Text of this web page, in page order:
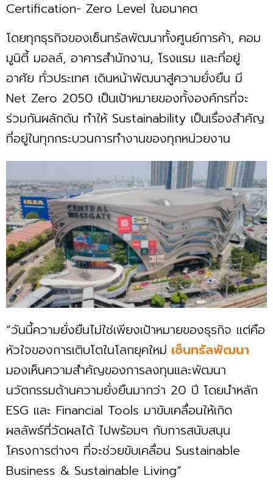
Certification- Zero Level ในอนาคต
โดยทุกธุรกิจของเซ็นทรัลพัฒนาทั้งศูนย์การค้า, คอม
มูนิตี้ มอลล์, อาคารสำนักงาน, โรงแรม และที่อยู่
อาศัย ทั่วประเทศ เดินหน้าพัฒนาสู่ความยั่งยืน มี
Net Zero 2050 เป็นเป้าหมายของทั้งองค์กรที่จะ
ร่วมกันผลักดัน ทำให้ Sustainability เป็นเรื่องสำคัญ
ที่อยู่ในทุกกระบวนการทำงานของทุกหน่วยงาน
“วันนี้ความยั่งยืนไม่ใช่เพียงเป้าหมายของธุรกิจ แต่คือ
หัวใจของการเติบโตในโลกยุคใหม่ เซ็นทรัลพัฒนา
มองเห็นความสำคัญของการลงทุนและพัฒนา
นวัตกรรมด้านความยั่งยืนมากว่า 20 ปี โดยนำหลัก
ESG และ Financial Tools มาขับเคลื่อนให้เกิด
ผลลัพธ์ที่วัดผลได้ ไปพร้อมๆ กับการสนับสนุน
โครงการต่างๆ ที่จะช่วยขับเคลื่อน Sustainable
Business & Sustainable Living”